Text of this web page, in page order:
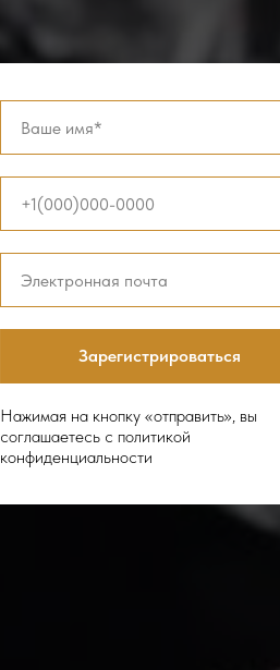
Зарегистрироваться
Нажимая на кнопку «отправить», вы
соглашаетесь с политикой
конфиденциальности